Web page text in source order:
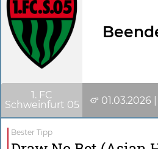
1. FC
Schweinfurt 05
01.03.2026 |
Bester Tipp